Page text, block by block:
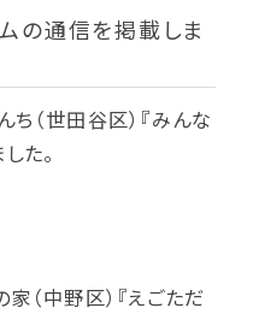
の通信を掲載しま
（世田谷区）『みんな
た。
（中野区）『えごただ